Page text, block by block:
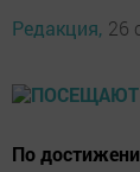
Редакция, 26
По